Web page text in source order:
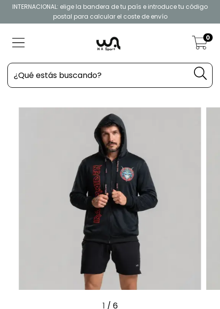
INTERNACIONAL: elige la bandera de tu país e introduce tu código
postal para calcular el coste de envío
0
1 / 6